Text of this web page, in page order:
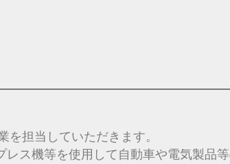
を担当していただきます。
を使用して自動車や電気製品等